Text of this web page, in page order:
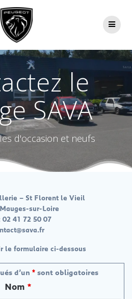
au
contenu
le
SAVA
d'occasion et neufs
– St Florent le Vieil
sur-Loire
02 41 72 50 07
le formulaire ci-dessous
d’un *sont obligatoires
Nom *